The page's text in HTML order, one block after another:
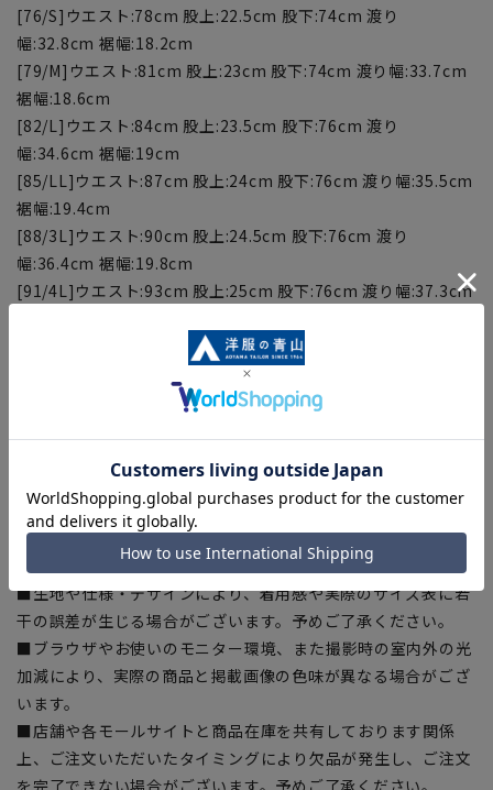
[76/S]ウエスト:78cm 股上:22.5cm 股下:74cm 渡り
幅:32.8cm 裾幅:18.2cm
[79/M]ウエスト:81cm 股上:23cm 股下:74cm 渡り幅:33.7cm
裾幅:18.6cm
[82/L]ウエスト:84cm 股上:23.5cm 股下:76cm 渡り
幅:34.6cm 裾幅:19cm
[85/LL]ウエスト:87cm 股上:24cm 股下:76cm 渡り幅:35.5cm
裾幅:19.4cm
[88/3L]ウエスト:90cm 股上:24.5cm 股下:76cm 渡り
幅:36.4cm 裾幅:19.8cm
[91/4L]ウエスト:93cm 股上:25cm 股下:76cm 渡り幅:37.3cm
【商品に関するご注意】
■商品画像はサンプルのため、色味やサイズ等の仕様に変更が
部、商品現物におすすめサイズ(ヌードサイズ)を記載している
商品もございます。
■ゆとり感には個人差があります。サイズ表を確認の上、ご購
入の目安としてご利用ください。
■生地や仕様・デザインにより、着用感や実際のサイズ表に若
干の誤差が生じる場合がございます。予めご了承ください。
■ブラウザやお使いのモニター環境、また撮影時の室内外の光
加減により、実際の商品と掲載画像の色味が異なる場合がござ
います。
■店舗や各モールサイトと商品在庫を共有しております関係
上、ご注文いただいたタイミングにより欠品が発生し、ご注文
を完了できない場合がございます。予めご了承ください。